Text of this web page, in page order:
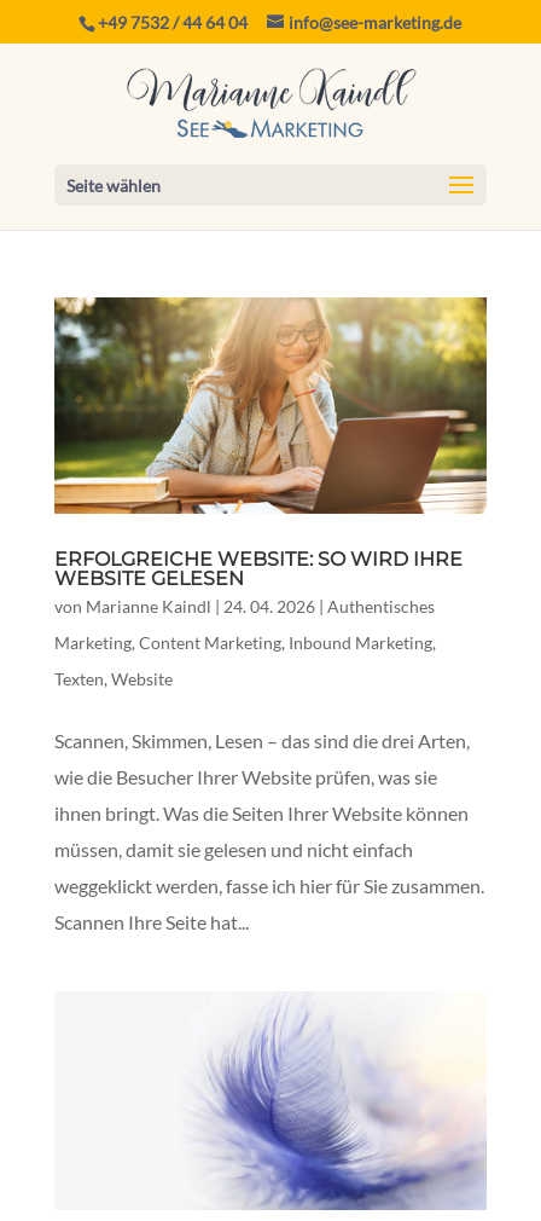
+49 7532 / 44 64 04 info@see-marketing.de
Seite wählen
ERFOLGREICHE WEBSITE: SO WIRD IHRE
WEBSITE GELESEN
von Marianne Kaindl | 24. 04. 2026| Authentisches
Marketing, Content Marketing, Inbound Marketing,
Texten, Website
Scannen, Skimmen, Lesen – das sind die drei Arten,
wie die Besucher Ihrer Website prüfen, was sie
ihnen bringt. Was die Seiten Ihrer Website können
müssen, damit sie gelesen und nicht einfach
weggeklickt werden, fasse ich hier für Sie zusammen.
Scannen Ihre Seite hat...